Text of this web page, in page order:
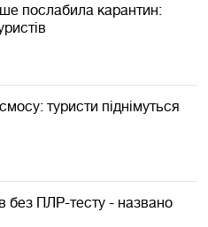
послабила карантин:
туристи піднімуться
без ПЛР-тесту - названо